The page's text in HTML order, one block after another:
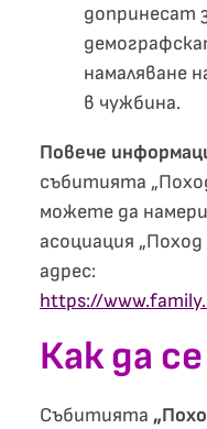
допринесат
намаляване
в чужбина.
Повече
събитията
можете да
асоциация
адрес:
https://
Как да
Събитията